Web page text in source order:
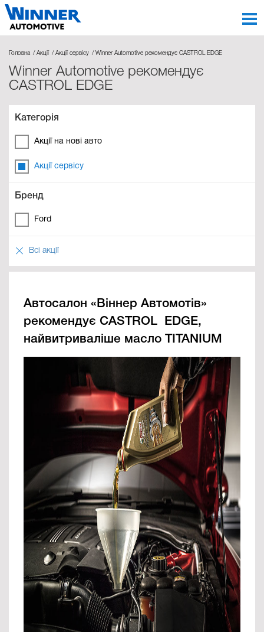
Головна Акції Акції сервісу Winner Automotive рекомендує CASTROL EDGE
Winner Automotive рекомендує
CASTROL EDGE
Категорія
Акції на нові авто
Акції сервісу
Бренд
Ford
Всі акції
Автосалон «Віннер Автомотів»
рекомендує CASTROL EDGE,
найвитриваліше масло TITANIUM